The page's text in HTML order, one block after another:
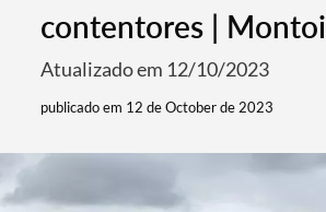
contentores |
Atualizado em 12/10/2023
publicado em 12 de October de 2023